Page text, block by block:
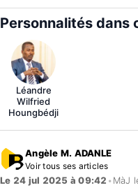
Personnalités dans
Léandre
Wilfried
Houngbédji
Angèle M. ADANLE
Voir tous ses articles
Le 24 jul 2025 à 09:42 • MàJ